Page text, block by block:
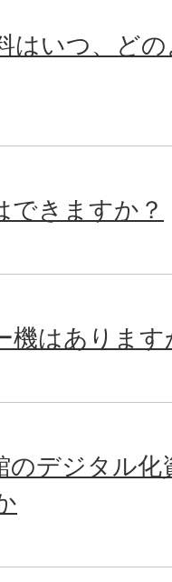
はいつ、ど
できますか？
機はあります
のデジタル